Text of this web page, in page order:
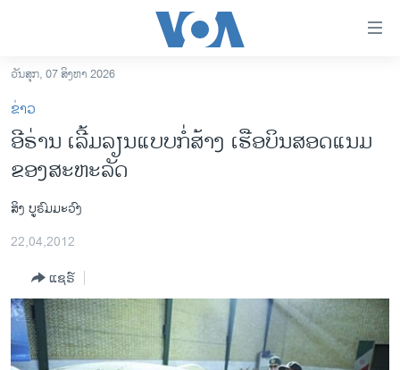
ເຂົ້າ
ຫາ
ຂ້າມ
ຂ້າມ
ຂ້າມ
ຫາ
ຊອກ
ຄົ້ນ
ລາວ
ຂ່າວ​ຈີນ
ໂລກ
ເອເຊຍ
ອິດສະຫຼະພາບດ້ານການຂ່າວ
ຊີວິດຊາວລາວ
ວັນສຸກ, 07 ສິງຫາ 2026
ຂ່າວ
ອີຣ່ານ ເລີ້ມລຽນແບບກໍ່ສ້າງ ເຮືອບິນສອດແນມ
ຂອງສະຫະລັດ
ສິງ ບູຣົມມະວົງ
22,04,2012
ແຊຣ໌